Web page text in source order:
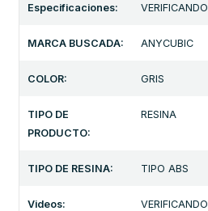
Especificaciones: VERIFICANDO
MARCA BUSCADA: ANYCUBIC
COLOR: GRIS
TIPO DE
PRODUCTO:
RESINA
TIPO DE RESINA: TIPO ABS
Videos: VERIFICANDO